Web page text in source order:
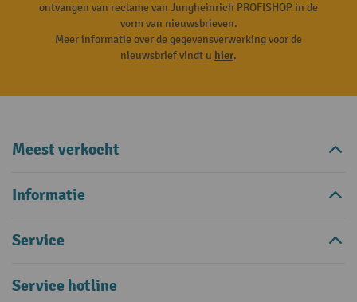
ontvangen van reclame van Jungheinrich PROFISHOP in de
vorm van nieuwsbrieven.
Meer informatie over de gegevensverwerking voor de
nieuwsbrief vindt u hier.
Meest verkocht
Informatie
Service
Service hotline